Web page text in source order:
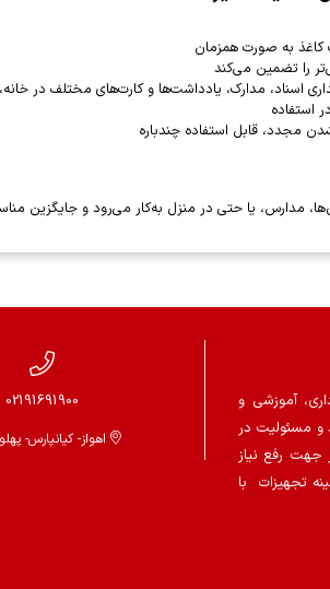
را تضمین می‌کند
اسناد، مدارک، یادداشت‌ها و کارت‌های مختلف در خانه،
مجدد، قابل استفاده چندباره
مدارس، یا حتی در منزل به‌کار می‌رود و جایگزین
آموزشی و
و مسئولیت در
جهت رفع نیاز
تجهیزات با
02191691900
اهواز- کیانپارس-